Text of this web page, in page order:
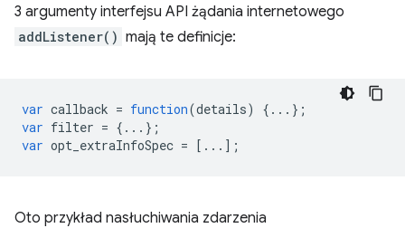
3 argumenty interfejsu API żądania internetowego
addListener() mają te definicje:
var callback = function(details)
{...};
var filter = {...};
var opt_extraInfoSpec = [...];
Oto przykład nasłuchiwania zdarzenia